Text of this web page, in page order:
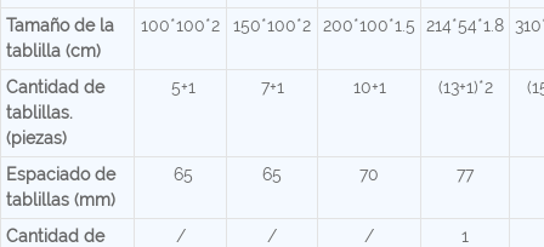
Tamaño de la
tablilla (cm)
100*100*2 150*100*2 200*100*1.5 214*54*1.8
Cantidad de
tablillas.
(piezas)
5+1 7+1 10+1 (13+1)*2
Espaciado de
tablillas (mm)
65 65 70 77
Cantidad de
/ / / 1